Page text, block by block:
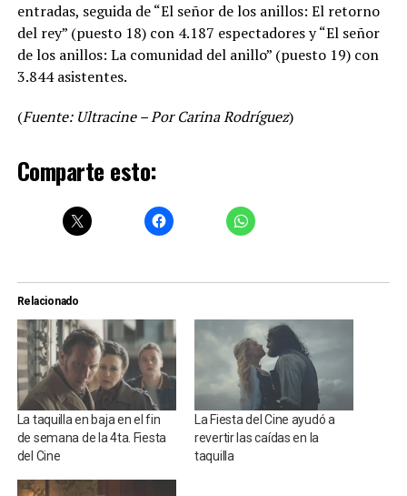
entradas, seguida de “El señor de los anillos: El retorno
del rey” (puesto 18) con 4.187 espectadores y “El señor
de los anillos: La comunidad del anillo” (puesto 19) con
3.844 asistentes.
(Fuente: Ultracine – Por Carina Rodríguez)
Comparte esto:
Relacionado
La taquilla en baja en el fin
de semana de la 4ta. Fiesta
del Cine
La Fiesta del Cine ayudó a
revertir las caídas en la
taquilla